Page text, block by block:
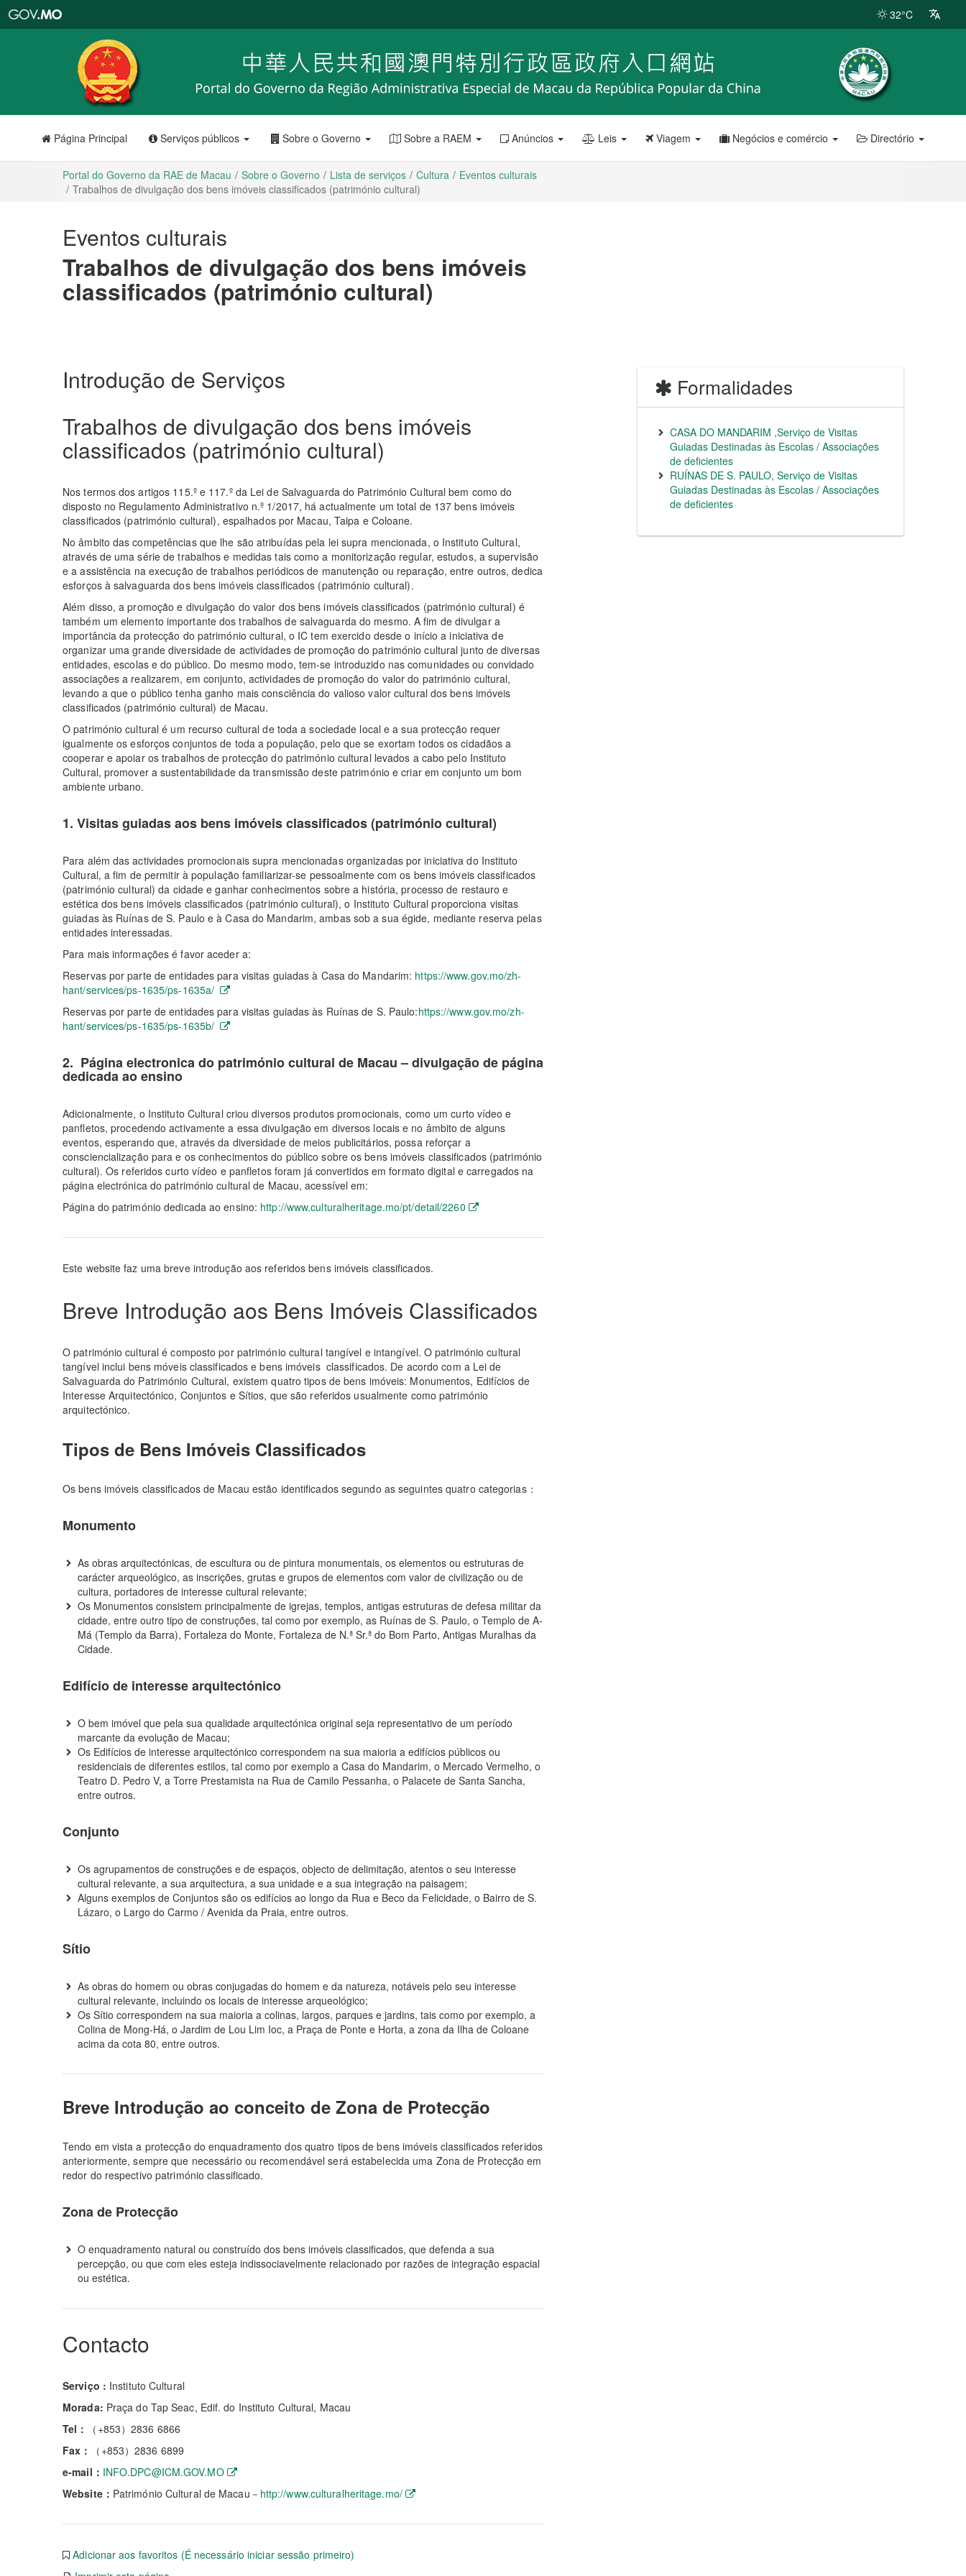
RAE
de
Macau
32°C
Página Principal Serviços públicos Sobre o Governo Sobre a RAEM Anúncios Leis Viagem Negócios e comércio Directório
Portal do Governo da RAE de Macau Sobre o Governo Lista de serviços Cultura
Eventos culturais
Trabalhos de divulgação dos bens imóveis classificados (património cultural)
Eventos culturais
Trabalhos de divulgação dos bens imóveis
classificados (património cultural)
Introdução de Serviços
Trabalhos de divulgação dos bens imóveis
classificados (património cultural)
Nos termos dos artigos 115.º e 117.º da Lei de Salvaguarda do Património Cultural bem como do
disposto no Regulamento Administrativo n.º 1/2017, há actualmente um total de 137 bens imóveis
classificados (património cultural), espalhados por Macau, Taipa e Coloane.
No âmbito das competências que lhe são atribuídas pela lei supra mencionada, o Instituto Cultural,
através de uma série de trabalhos e medidas tais como a monitorização regular, estudos, a supervisão
e a assistência na execução de trabalhos periódicos de manutenção ou reparação, entre outros, dedica
esforços à salvaguarda dos bens imóveis classificados (património cultural).
Além disso, a promoção e divulgação do valor dos bens imóveis classificados (património cultural) é
também um elemento importante dos trabalhos de salvaguarda do mesmo. A fim de divulgar a
importância da protecção do património cultural, o IC tem exercido desde o início a iniciativa de
organizar uma grande diversidade de actividades de promoção do património cultural junto de diversas
entidades, escolas e do público. Do mesmo modo, tem-se introduzido nas comunidades ou convidado
associações a realizarem, em conjunto, actividades de promoção do valor do património cultural,
levando a que o público tenha ganho mais consciência do valioso valor cultural dos bens imóveis
classificados (património cultural) de Macau.
O património cultural é um recurso cultural de toda a sociedade local e a sua protecção requer
igualmente os esforços conjuntos de toda a população, pelo que se exortam todos os cidadãos a
cooperar e apoiar os trabalhos de protecção do património cultural levados a cabo pelo Instituto
Cultural, promover a sustentabilidade da transmissão deste património e criar em conjunto um bom
ambiente urbano.
1. Visitas guiadas aos bens imóveis classificados (património cultural)
Para além das actividades promocionais supra mencionadas organizadas por iniciativa do Instituto
Cultural, a fim de permitir à população familiarizar-se pessoalmente com os bens imóveis classificados
(património cultural) da cidade e ganhar conhecimentos sobre a história, processo de restauro e
estética dos bens imóveis classificados (património cultural), o Instituto Cultural proporciona visitas
guiadas às Ruínas de S. Paulo e à Casa do Mandarim, ambas sob a sua égide, mediante reserva pelas
entidades interessadas.
Para mais informações é favor aceder a:
Reservas por parte de entidades para visitas guiadas à Casa do Mandarim: https://www.gov.mo/zh-
hant/services/ps-1635/ps-1635a/ ‎
Reservas por parte de entidades para visitas guiadas às Ruínas de S. Paulo:https://www.gov.mo/zh-
hant/services/ps-1635/ps-1635b/ ‎
2. Página electronica do património cultural de Macau – divulgação de página
dedicada ao ensino
Adicionalmente, o Instituto Cultural criou diversos produtos promocionais, como um curto vídeo e
panfletos, procedendo activamente a essa divulgação em diversos locais e no âmbito de alguns
eventos, esperando que, através da diversidade de meios publicitários, possa reforçar a
consciencialização para e os conhecimentos do público sobre os bens imóveis classificados (património
cultural). Os referidos curto vídeo e panfletos foram já convertidos em formato digital e carregados na
página electrónica do património cultural de Macau, acessível em:
Página do património dedicada ao ensino: http://www.culturalheritage.mo/pt/detail/2260
Este website faz uma breve introdução aos referidos bens imóveis classificados.
Breve Introdução aos Bens Imóveis Classificados
O património cultural é composto por património cultural tangível e intangível. O património cultural
tangível inclui bens móveis classificados e bens imóveis classificados. De acordo com a Lei de
Salvaguarda do Património Cultural, existem quatro tipos de bens imóveis: Monumentos, Edifícios de
Interesse Arquitectónico, Conjuntos e Sítios, que são referidos usualmente como património
arquitectónico.
Tipos de Bens Imóveis Classificados
Os bens imóveis classificados de Macau estão identificados segundo as seguintes quatro categorias：
Monumento
As obras arquitectónicas, de escultura ou de pintura monumentais, os elementos ou estruturas de
carácter arqueológico, as inscrições, grutas e grupos de elementos com valor de civilização ou de
cultura, portadores de interesse cultural relevante;
Os Monumentos consistem principalmente de igrejas, templos, antigas estruturas de defesa militar da
cidade, entre outro tipo de construções, tal como por exemplo, as Ruínas de S. Paulo, o Templo de A-
Má (Templo da Barra), Fortaleza do Monte, Fortaleza de N.ª Sr.ª do Bom Parto, Antigas Muralhas da
Cidade.
Edifício de interesse arquitectónico
O bem imóvel que pela sua qualidade arquitectónica original seja representativo de um período
marcante da evolução de Macau;
Os Edifícios de interesse arquitectónico correspondem na sua maioria a edifícios públicos ou
residenciais de diferentes estilos, tal como por exemplo a Casa do Mandarim, o Mercado Vermelho, o
Teatro D. Pedro V, a Torre Prestamista na Rua de Camilo Pessanha, o Palacete de Santa Sancha,
entre outros.
Conjunto
Os agrupamentos de construções e de espaços, objecto de delimitação, atentos o seu interesse
cultural relevante, a sua arquitectura, a sua unidade e a sua integração na paisagem;
Alguns exemplos de Conjuntos são os edifícios ao longo da Rua e Beco da Felicidade, o Bairro de S.
Lázaro, o Largo do Carmo / Avenida da Praia, entre outros.
Sítio
As obras do homem ou obras conjugadas do homem e da natureza, notáveis pelo seu interesse
cultural relevante, incluindo os locais de interesse arqueológico;
Os Sítio correspondem na sua maioria a colinas, largos, parques e jardins, tais como por exemplo, a
Colina de Mong-Há, o Jardim de Lou Lim Ioc, a Praça de Ponte e Horta, a zona da Ilha de Coloane
acima da cota 80, entre outros.
Breve Introdução ao conceito de Zona de Protecção
Tendo em vista a protecção do enquadramento dos quatro tipos de bens imóveis classificados referidos
anteriormente, sempre que necessário ou recomendável será estabelecida uma Zona de Protecção em
redor do respectivo património classificado.
Zona de Protecção
O enquadramento natural ou construído dos bens imóveis classificados, que defenda a sua
percepção, ou que com eles esteja indissociavelmente relacionado por razões de integração espacial
ou estética.
Contacto
Serviço : Instituto Cultural
Morada: Praça do Tap Seac, Edif. do Instituto Cultural, Macau
Tel：
（+853）2836 6866
Fax：
（+853）2836 6899
e-mail： INFO.DPC@ICM.GOV.MO
Website： Património Cultural de Macau－ http://www.culturalheritage.mo/
Adicionar aos favoritos (É necessário iniciar sessão primeiro)
Formalidades
CASA DO MANDARIM ,Serviço de Visitas
Guiadas Destinadas às Escolas / Associações
de deficientes
RUÍNAS DE S. PAULO, Serviço de Visitas
Guiadas Destinadas às Escolas / Associações
de deficientes